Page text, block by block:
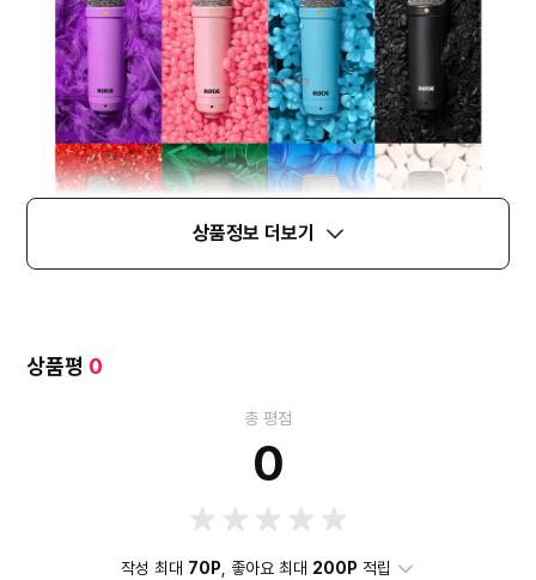
상품정보 더보기
상품평 0
총 평점
0
작성 최대 70P , 좋아요 최대 200P 적립